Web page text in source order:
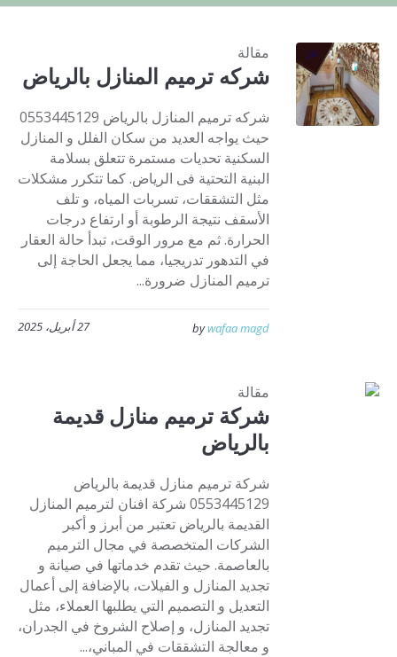
مقالة
شركه ترميم المنازل بالرياض
شركه ترميم المنازل بالرياض 0553445129
حيث يواجه العديد من سكان الفلل و المنازل
السكنية تحديات مستمرة تتعلق بسلامة
البنية التحتية فى الرياض. كما تتكرر مشكلات
مثل التشققات، تسربات المياه، و تلف
الأسقف نتيجة الرطوبة أو ارتفاع درجات
الحرارة. ثم مع مرور الوقت، تبدأ حالة العقار
في التدهور تدريجيا، مما يجعل الحاجة إلى
ترميم المنازل ضرورة...
27 أبريل، 2025 bywafaa magd
مقالة
شركة ترميم منازل قديمة
بالرياض
شركة ترميم منازل قديمة بالرياض
0553445129 شركة افنان لترميم المنازل
القديمة بالرياض تعتبر من أبرز و أكبر
الشركات المتخصصة في مجال الترميم
بالعاصمة. حيث تقدم خدماتها في صيانة و
تجديد المنازل و الفيلات، بالإضافة إلى أعمال
التعديل و التصميم التي يطلبها العملاء، مثل
تجديد المنازل، و إصلاح الشروخ في الجدران،
و معالجة التشققات في المباني،...